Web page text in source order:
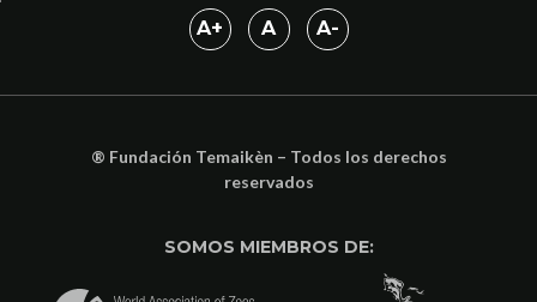
A+ A A-
® Fundación Temaikèn – Todos los derechos
reservados
SOMOS MIEMBROS DE: